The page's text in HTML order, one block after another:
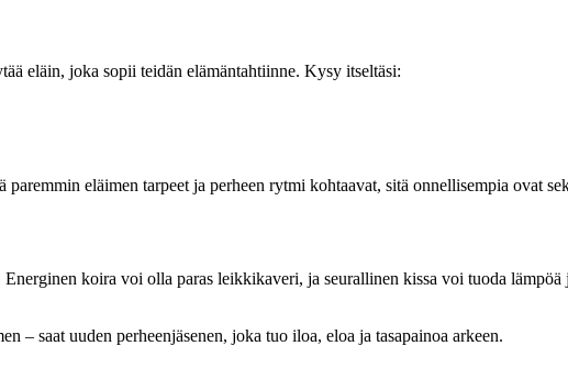
eläin, joka sopii teidän elämäntahtiinne. Kysy itseltäsi:
eläimen tarpeet ja perheen rytmi kohtaavat, sitä onnellisempia ovat
koira voi olla paras leikkikaveri, ja seurallinen kissa voi tuoda lämpöä
saat uuden perheenjäsenen, joka tuo iloa, eloa ja tasapainoa arkeen.